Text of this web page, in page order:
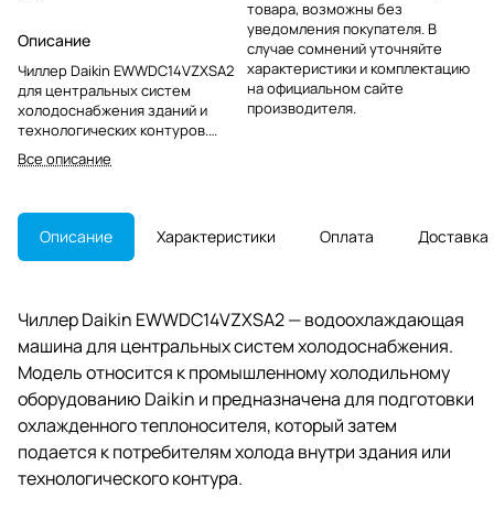
Описание
Чиллер Daikin EWWDC14VZXSA2
для центральных систем
холодоснабжения зданий и
технологических контуров.
Модель снята с производства и
актуальна для ремонта,
замены.
Все описание
товара, возможны без
уведомления покупателя. В
случае сомнений уточняйте
характеристики и комплектацию
на официальном сайте
производителя.
Описание Характеристики Оплата Доставка
Чиллер Daikin EWWDC14VZXSA2 — водоохлаждающая
машина для центральных систем холодоснабжения.
Модель относится к промышленному холодильному
оборудованию Daikin и предназначена для подготовки
охлажденного теплоносителя, который затем
подается к потребителям холода внутри здания или
технологического контура.